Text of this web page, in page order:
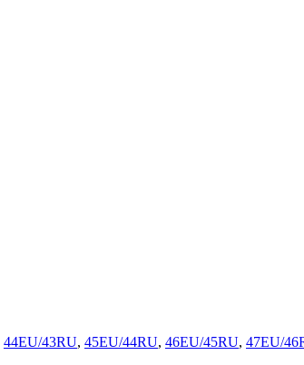
44EU/43RU, 45EU/44RU, 46EU/45RU, 47EU/